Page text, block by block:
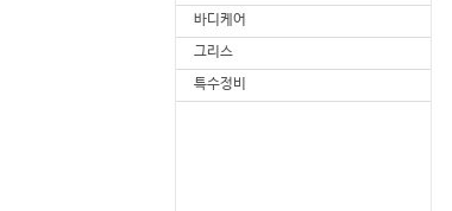
바디케어
그리스
특수정비